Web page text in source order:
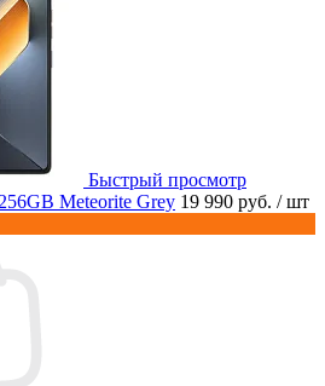
Быстрый просмотр
Meteorite Grey 19 990 руб. / шт